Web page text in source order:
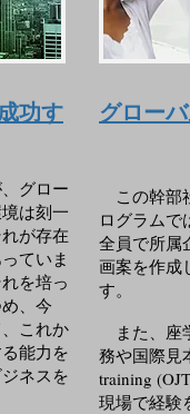
功す
グロー
は刻一
が存在
ていま
を培っ
、今
これか
能力を
ネスを
グロー
この幹部
ログラムで
全員で所属
画案を作成
す。
また、座
務や国際見
training
現場で経験